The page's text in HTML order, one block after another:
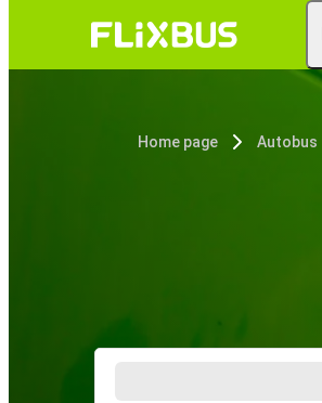
Home page Autobus